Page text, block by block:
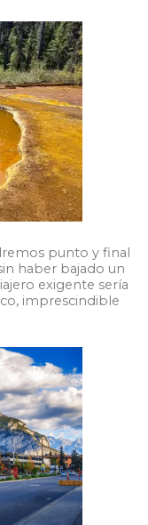
punto y final
haber bajado un
exigente sería
imprescindible